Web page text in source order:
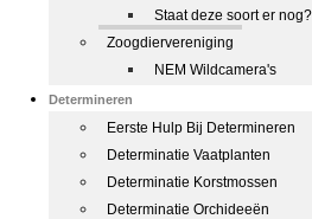
Staat deze soort er nog?
Zoogdiervereniging
NEM Wildcamera's
Determineren
Eerste Hulp Bij Determineren
Determinatie Vaatplanten
Determinatie Korstmossen
Determinatie Orchideeën